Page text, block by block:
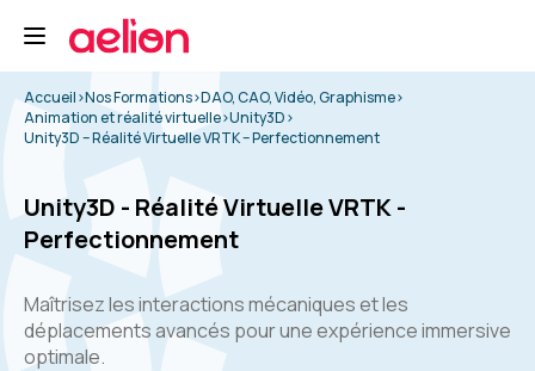
Accueil>Nos Formations>DAO, CAO, Vidéo, Graphisme>
Animation et réalité virtuelle>Unity3D>
Unity3D – Réalité Virtuelle VRTK – Perfectionnement
Unity3D - Réalité Virtuelle VRTK -
Perfectionnement
Maîtrisez les interactions mécaniques et les
déplacements avancés pour une expérience immersive
optimale.